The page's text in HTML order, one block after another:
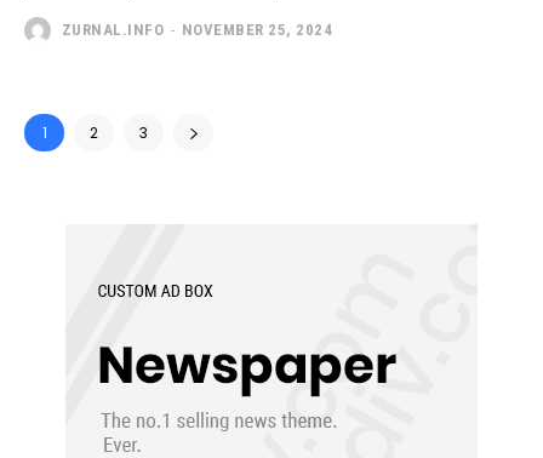
ZURNAL.INFO - NOVEMBER 25, 2024
1 2 3